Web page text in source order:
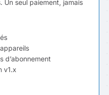
Un seul paiement, jamais
d’abonnement
v1.x